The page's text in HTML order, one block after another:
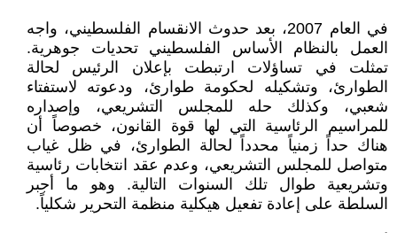
في العام 2007، بعد حدوث الانقسام الفلسطيني، واجه
العمل بالنظام الأساس الفلسطيني تحديات جوهرية.
تمثلت في تساؤلات ارتبطت بإعلان الرئيس لحالة
الطوارئ، وتشكيله لحكومة طوارئ، ودعوته لاستفتاء
شعبي، وكذلك حله للمجلس التشريعي، وإصداره
للمراسيم الرئاسية التي لها قوة القانون، خصوصاً أن
هناك حداً زمنياً محدداً لحالة الطوارئ، في ظل غياب
متواصل للمجلس التشريعي، وعدم عقد انتخابات رئاسية
وتشريعية طوال تلك السنوات التالية. وهو ما أجبر
السلطة على إعادة تفعيل هيكلية منظمة التحرير شكلياً.